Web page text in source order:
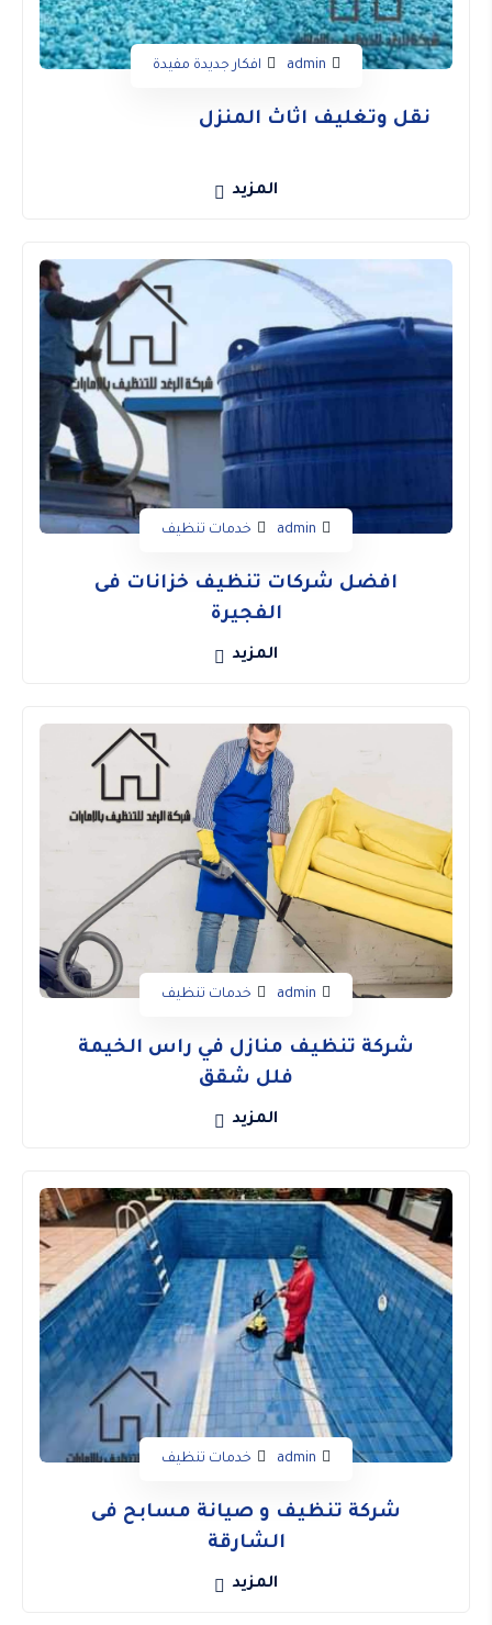
admin افكار جديدة مفيدة
نقل وتغليف اثاث المنزل
المزيد
admin خدمات تنظيف
افضل شركات تنظيف خزانات فى
الفجيرة
المزيد
admin خدمات تنظيف
شركة تنظيف منازل في راس الخيمة
فلل شقق
المزيد
admin خدمات تنظيف
شركة تنظيف و صيانة مسابح فى
الشارقة
المزيد